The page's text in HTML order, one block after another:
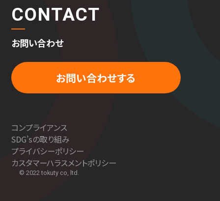
CONTACT
お問い合わせ
お問い合わせする
コンプライアンス
SDG’sの取り組み
プライバシーポリシー
カスタマーハラスメントポリシー
©️ 2022 tokuty co, ltd.